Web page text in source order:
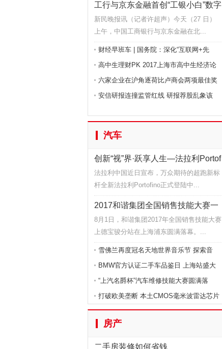
工行与京东金融首创“工银小白”数字
银
新民晚报讯（记者许超声）今天（27 日）
上午，中国工商银行与京东金融在北...
财经早班车 | 国务院：深化“互联网+先
高中生理财PK 2017上海市高中生经济论
六家企业在沪角逐荷比卢商会两项最佳奖
安信研报连撞监管红线 研报荐股乱象该
汽车
创新“视”界·跃享人生—法拉利Portof
法拉利中国近日宣布，万众期待的超跑新标
杆全新法拉利Portofino正式登陆中...
2017和谐集团全国销售技能大赛一
触即发
8月1日，和谐集团2017年全国销售技能大赛
上德宝骏分站在上海浦东圆满落幕。...
雪佛兰再度冠名天地世界音乐节 探索音
BMW官方认证二手车品鉴日 上海站盛大
开
“上汽名爵杯”汽车维修技能大赛圆满落
打破欧美垄断 本土CMOS毫米波雷达芯片
房产
二手房装修如何省钱